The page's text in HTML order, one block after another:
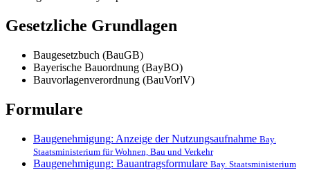
Gesetzliche Grundlagen
Baugesetzbuch (BauGB)
Bayerische Bauordnung (BayBO)
Bauvorlagenverordnung (BauVorlV)
Formulare
Baugenehmigung: Anzeige der Nutzungsaufnahme Bay.
Staatsministerium für Wohnen, Bau und Verkehr
Baugenehmigung: Bauantragsformulare Bay. Staatsministerium